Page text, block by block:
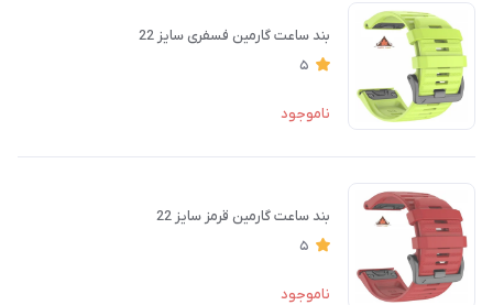
بند ساعت گارمین فسفری سایز 22
5
ناموجود
بند ساعت گارمین قرمز سایز 22
5
ناموجود